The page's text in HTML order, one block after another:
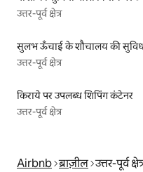
उत्तर-पूर्व क्षेत्र
उत्तर-पूर्व क्षेत्र
किराये पर उपलब्ध शिपिंग कंटेनर
उत्तर-पूर्व क्षेत्र
Airbnb ब्राज़ील उत्तर-पूर्व